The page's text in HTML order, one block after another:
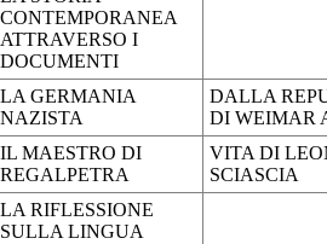
CONTEMPORANEA
ATTRAVERSO I
DOCUMENTI
LA GERMANIA
NAZISTA
DALLA
DI WEIMAR
IL MAESTRO DI
REGALPETRA
VITA DI
SCIASCIA
LA RIFLESSIONE
SULLA LINGUA